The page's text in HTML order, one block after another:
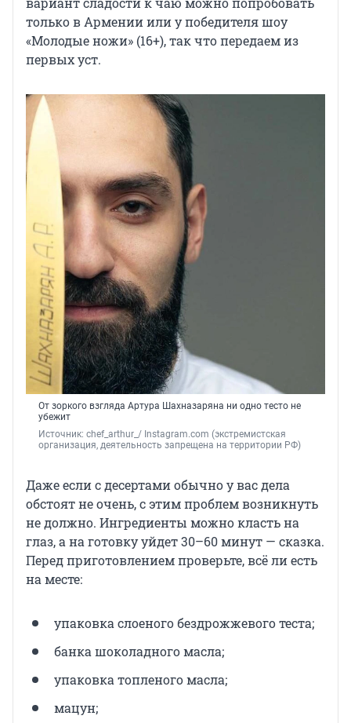
только в Армении или у победителя шоу
«Молодые ножи» (16+), так что передаем из
первых уст.
От зоркого взгляда Артура Шахназаряна ни одно тесто не
убежит
Источник: chef_arthur_/ Instagram.com (экстремистская
организация, деятельность запрещена на территории РФ)
Даже если с десертами обычно у вас дела
обстоят не очень, с этим проблем возникнуть
не должно. Ингредиенты можно класть на
глаз, а на готовку уйдет 30–60 минут — сказка.
Перед приготовлением проверьте, всё ли есть
на месте:
упаковка слоеного бездрожжевого теста;
банка шоколадного масла;
упаковка топленого масла;
мацун;